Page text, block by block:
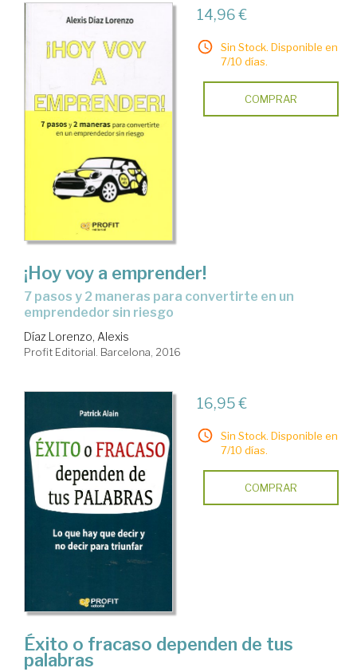
14,96 €
Sin Stock. Disponible en
7/10 días.
COMPRAR
¡Hoy voy a emprender!
7 pasos y 2 maneras para convertirte en un
emprendedor sin riesgo
Díaz Lorenzo, Alexis
Profit Editorial. Barcelona, 2016
16,95 €
Sin Stock. Disponible en
7/10 días.
COMPRAR
Éxito o fracaso dependen de tus
palabras